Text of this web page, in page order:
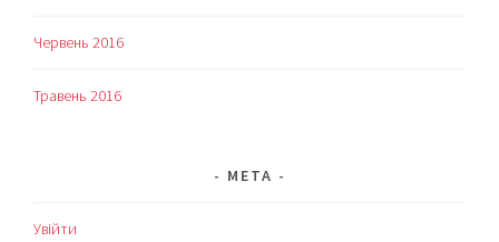
Червень 2016
Травень 2016
МЕТА
Увійти